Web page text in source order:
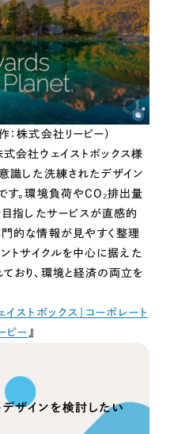
／ マーケティング代行
響獲得などの"Webマーケティング"から、
まるっと代行
グ ／ 採用業務代行
人材紹介サービス
クラス人材紹介（岐阜・愛知）
をリアルタイムに可視化
行支援）
たマーケティング代行
グ
した採用業務代行
：株式会社リーピー）
会社ウェイストボックス様
識した洗練されたデザイン
す。環境負荷やCO₂排出量
目指したサービスが直感的
的な情報が見やすく整理
トサイクルを中心に据えた
おり、環境と経済の両立を
ストボックス｜コーポレート
ピー 』
ザインを検討したい